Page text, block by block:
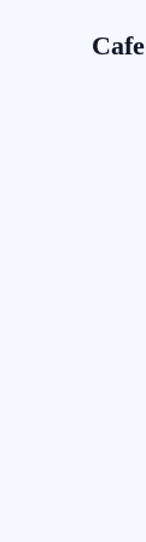
Cafe